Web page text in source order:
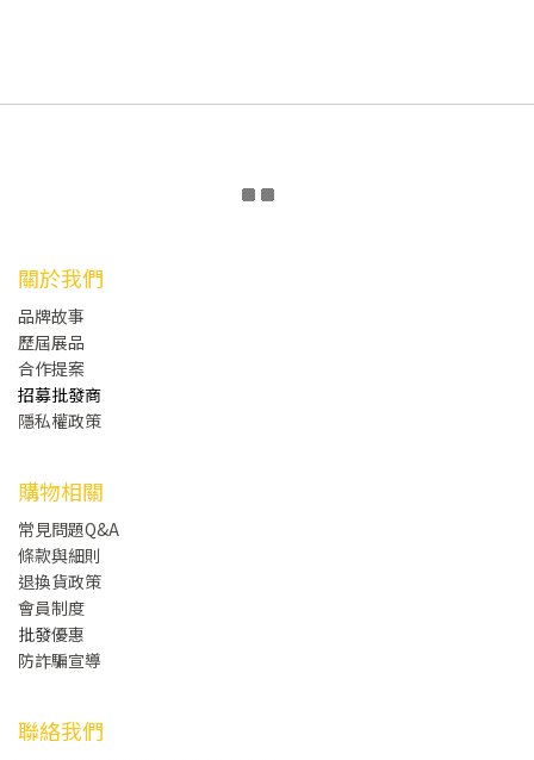
關於我們
品牌故事
歷屆展品
合作提案
招募批發商
隱私權政策
購物相關
常見問題Q&A
條款與細則
退換貨政策
會員制度
批發優惠
防詐騙宣導
聯絡我們